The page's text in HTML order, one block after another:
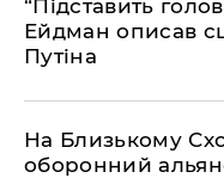
​“Підставить
Ейдман описав
Путіна
На Близькому
оборонний